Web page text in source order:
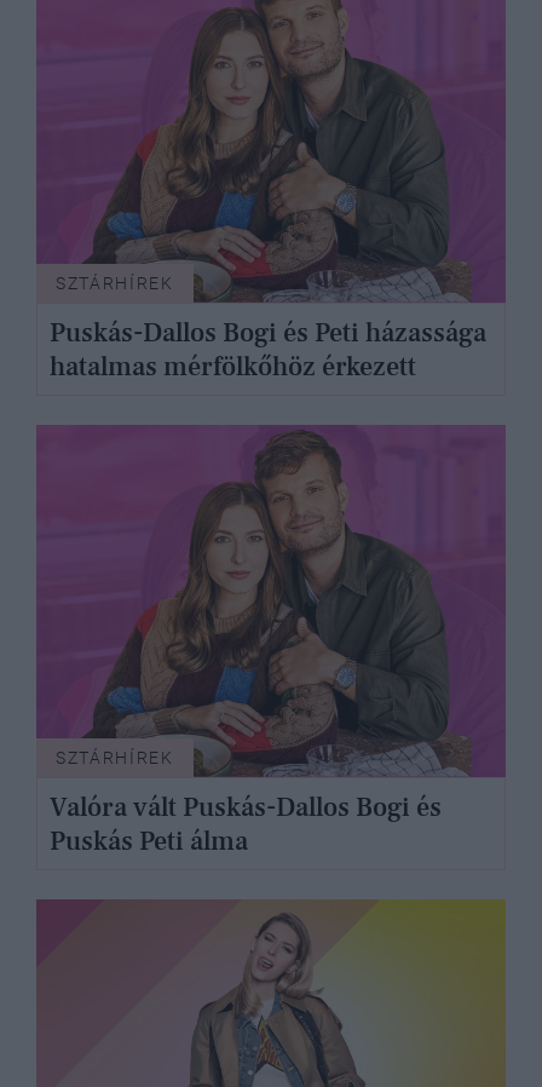
SZTÁRHÍREK
Puskás-Dallos Bogi és Peti házassága
hatalmas mérfölkőhöz érkezett
SZTÁRHÍREK
Valóra vált Puskás-Dallos Bogi és
Puskás Peti álma